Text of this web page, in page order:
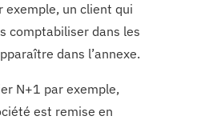
exemple, un client qui
comptabiliser dans les
dans l’annexe.
N+1 par exemple,
est remise en